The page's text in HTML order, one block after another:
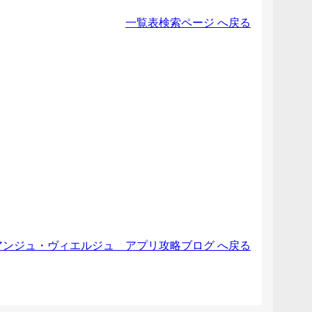
一覧表検索ページ へ戻る
ンジュ・ヴィエルジュ アプリ攻略ブログ へ戻る